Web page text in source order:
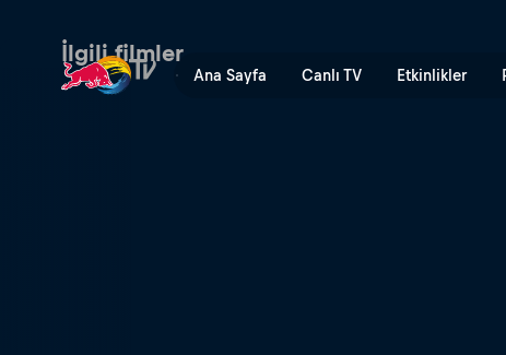
Ana Sayfa Canlı TV Etkinlikler
Bir Sokak Basketbolu
İlgili filmler